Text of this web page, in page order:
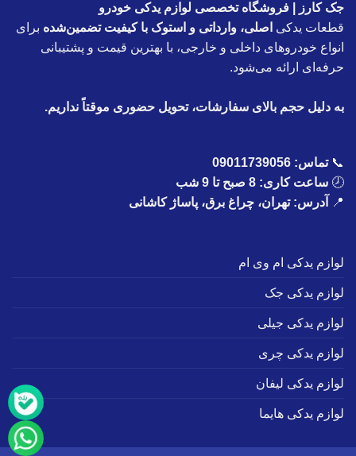
جک کارز | فروشگاه تخصصی لوازم یدکی خودرو
قطعات یدکی اصلی، وارداتی و استوک با کیفیت تضمین‌شده برای
انواع خودروهای داخلی و خارجی، با بهترین قیمت و پشتیبانی
حرفه‌ای ارائه می‌شود.
به دلیل حجم بالای سفارشات، تحویل حضوری موقتاً نداریم.
📞تماس: 09011739056
🕗 ساعت کاری: 8 صبح تا 9 شب
📍
آدرس: تهران، چراغ برق، پاساژ کاشانی
لوازم یدکی ام وی ام
لوازم یدکی جک
لوازم یدکی جیلی
لوازم یدکی چری
لوازم یدکی لیفان
لوازم یدکی هایما